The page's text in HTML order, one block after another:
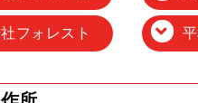
フォレスト